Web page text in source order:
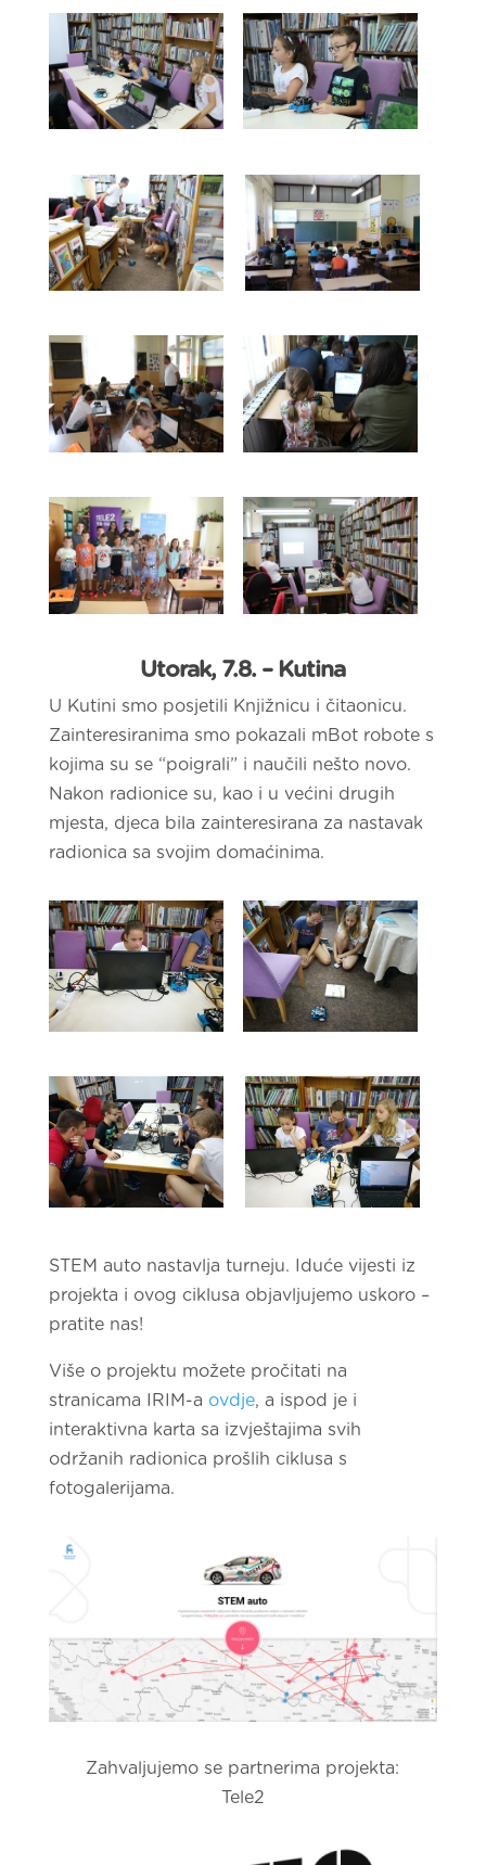
Utorak, 7.8. – Kutina
U Kutini smo posjetili Knjižnicu i čitaonicu.
Zainteresiranima smo pokazali mBot robote s
kojima su se “poigrali” i naučili nešto novo.
Nakon radionice su, kao i u većini drugih
mjesta, djeca bila zainteresirana za nastavak
radionica sa svojim domaćinima.
STEM auto nastavlja turneju. Iduće vijesti iz
projekta i ovog ciklusa objavljujemo uskoro –
pratite nas!
Više o projektu možete pročitati na
stranicama IRIM-a ovdje, a ispod je i
interaktivna karta sa izvještajima svih
održanih radionica prošlih ciklusa s
fotogalerijama.
Zahvaljujemo se partnerima projekta:
Tele2